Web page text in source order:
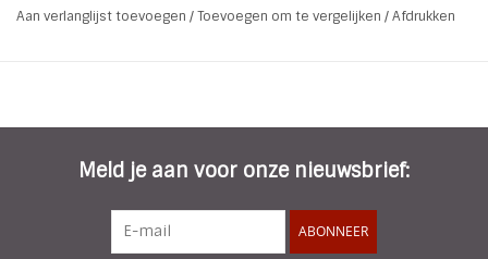
Aan verlanglijst toevoegen /Toevoegen om te vergelijken /Afdrukken
Meld je aan voor onze nieuwsbrief:
ABONNEER